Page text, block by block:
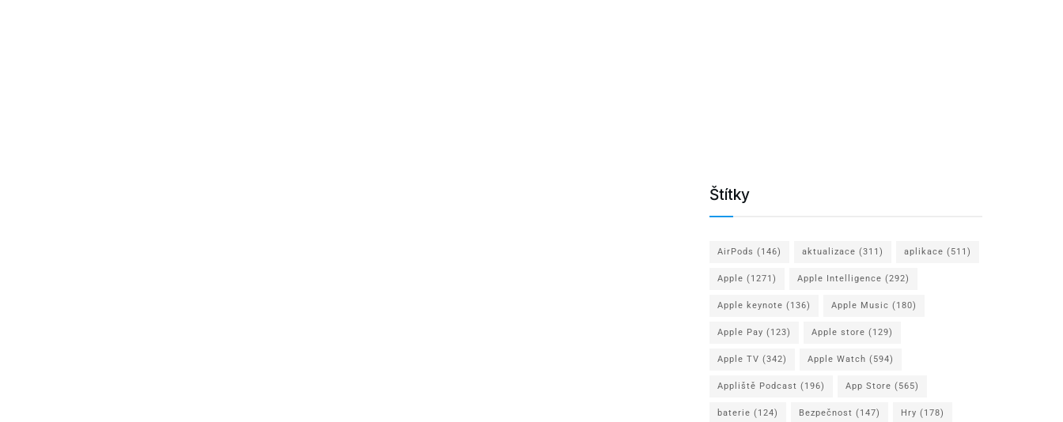
Štítky
AirPods (146) aktualizace (311) aplikace (511)
Apple (1271) Apple Intelligence (292)
Apple keynote (136) Apple Music (180)
Apple Pay (123) Apple store (129)
Apple TV (342) Apple Watch (594)
Appliště Podcast (196) App Store (565)
baterie (124) Bezpečnost (147) Hry (178)